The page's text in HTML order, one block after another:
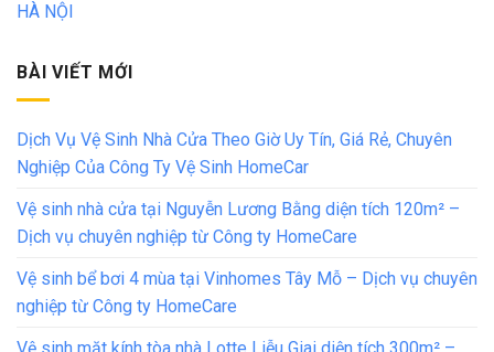
HÀ NỘI
BÀI VIẾT MỚI
Dịch Vụ Vệ Sinh Nhà Cửa Theo Giờ Uy Tín, Giá Rẻ, Chuyên
Nghiệp Của Công Ty Vệ Sinh HomeCar
Vệ sinh nhà cửa tại Nguyễn Lương Bằng diện tích 120m² –
Dịch vụ chuyên nghiệp từ Công ty HomeCare
Vệ sinh bể bơi 4 mùa tại Vinhomes Tây Mỗ – Dịch vụ chuyên
nghiệp từ Công ty HomeCare
Vệ sinh mặt kính tòa nhà Lotte Liễu Giai diện tích 300m² –